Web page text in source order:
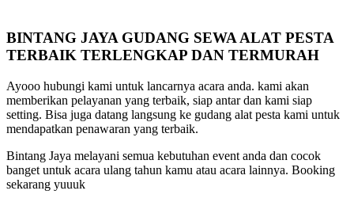
BINTANG JAYA GUDANG SEWA ALAT PESTA
TERBAIK TERLENGKAP DAN TERMURAH
Ayooo hubungi kami untuk lancarnya acara anda. kami akan
memberikan pelayanan yang terbaik, siap antar dan kami siap
setting. Bisa juga datang langsung ke gudang alat pesta kami untuk
mendapatkan penawaran yang terbaik.
Bintang Jaya melayani semua kebutuhan event anda dan cocok
banget untuk acara ulang tahun kamu atau acara lainnya. Booking
sekarang yuuuk